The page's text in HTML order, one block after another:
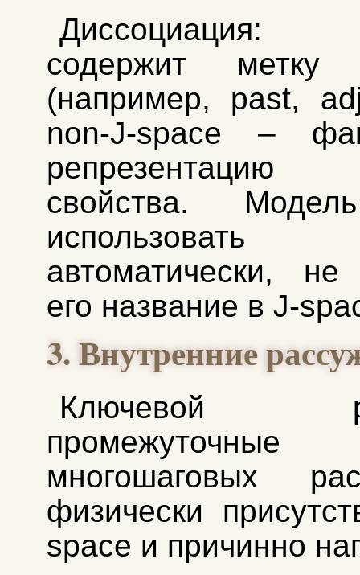
Диссоциация:
содержит метку
(например, past,
non-J-space –
свойства.
использовать
автоматически,
его название в J-
3. Внутренние
Ключевой
многошаговых
физически
space и причинно